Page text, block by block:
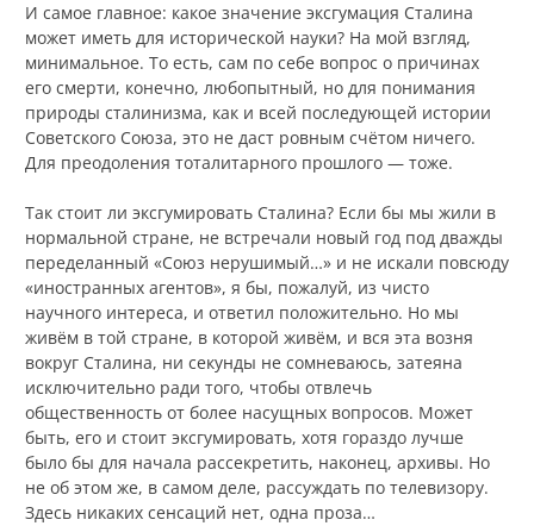
И самое главное: какое значение эксгумация Сталина
может иметь для исторической науки? На мой взгляд,
минимальное. То есть, сам по себе вопрос о причинах
его смерти, конечно, любопытный, но для понимания
природы сталинизма, как и всей последующей истории
Советского Союза, это не даст ровным счётом ничего.
Для преодоления тоталитарного прошлого — тоже.
Так стоит ли эксгумировать Сталина? Если бы мы жили в
нормальной стране, не встречали новый год под дважды
переделанный «Союз нерушимый…» и не искали повсюду
«иностранных агентов», я бы, пожалуй, из чисто
научного интереса, и ответил положительно. Но мы
живём в той стране, в которой живём, и вся эта возня
вокруг Сталина, ни секунды не сомневаюсь, затеяна
исключительно ради того, чтобы отвлечь
общественность от более насущных вопросов. Может
быть, его и стоит эксгумировать, хотя гораздо лучше
было бы для начала рассекретить, наконец, архивы. Но
не об этом же, в самом деле, рассуждать по телевизору.
Здесь никаких сенсаций нет, одна проза…